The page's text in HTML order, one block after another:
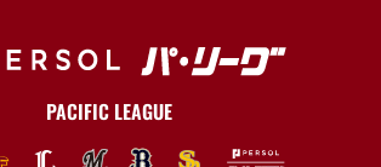
PACIFIC LEAGUE